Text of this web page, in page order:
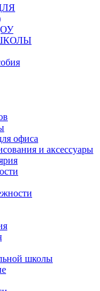
ШКОЛЫ
офиса
и аксессуары
школы